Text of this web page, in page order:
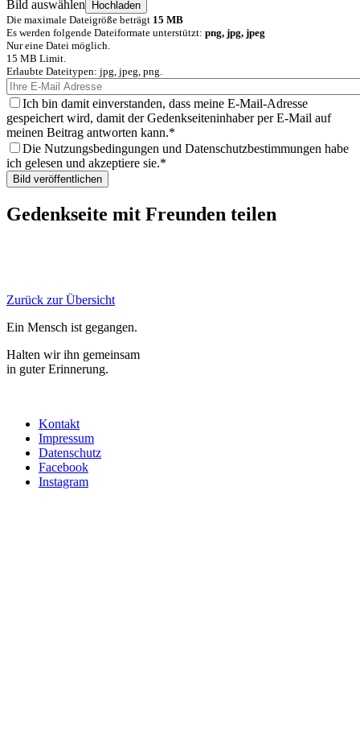
Bild auswählen
Die maximale Dateigröße beträgt 15 MB
Es werden folgende Dateiformate unterstützt: png, jpg, jpeg
Nur eine Datei möglich.
15 MB Limit.
Erlaubte Dateitypen: jpg, jpeg, png.
Ich bin damit einverstanden, dass meine E-Mail-Adresse
gespeichert wird, damit der Gedenkseiteninhaber per E-Mail auf
meinen Beitrag antworten kann.
Die Nutzungsbedingungen und Datenschutzbestimmungen habe
ich gelesen und akzeptiere sie.
Gedenkseite mit Freunden teilen
Zurück zur Übersicht
Ein Mensch ist gegangen.
Halten wir ihn gemeinsam
in guter Erinnerung.
Kontakt
Impressum
Datenschutz
Facebook
Instagram